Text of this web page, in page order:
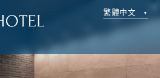
繁體中文